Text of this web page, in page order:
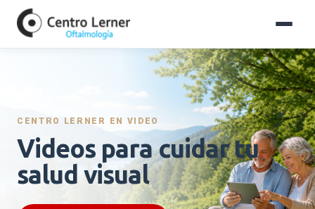
Saltar
contenido
CENTRO LERNER EN VIDEO
Videos para cuidar tu
salud visual